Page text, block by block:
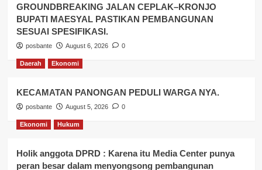
GROUNDBREAKING JALAN CEPLAK–KRONJO
BUPATI MAESYAL PASTIKAN PEMBANGUNAN
SESUAI SPESIFIKASI.
posbante August 6, 2026 0
Daerah Ekonomi
KECAMATAN PANONGAN PEDULI WARGA NYA.
posbante August 5, 2026 0
Ekonomi Hukum
Holik anggota DPRD : Karena itu Media Center punya
peran besar dalam menyongsong pembangunan